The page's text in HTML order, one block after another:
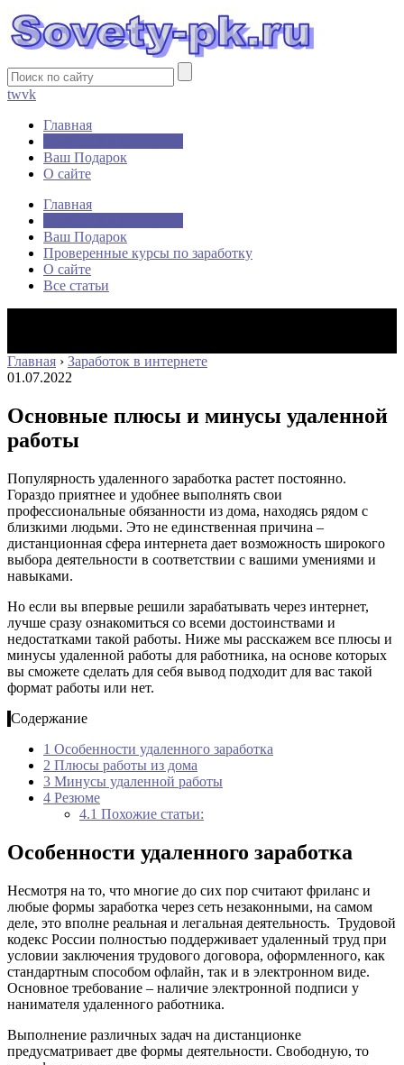
twvk
Главная
Ваш Подарок
О сайте
Главная
Ваш Подарок
Проверенные курсы по заработку
О сайте
Все статьи
Главная › Заработок в интернете
01.07.2022
Основные плюсы и минусы удаленной
работы
Популярность удаленного заработка растет постоянно.
Гораздо приятнее и удобнее выполнять свои
профессиональные обязанности из дома, находясь рядом с
близкими людьми. Это не единственная причина –
дистанционная сфера интернета дает возможность широкого
выбора деятельности в соответствии с вашими умениями и
навыками.
Но если вы впервые решили зарабатывать через интернет,
лучше сразу ознакомиться со всеми достоинствами и
недостатками такой работы. Ниже мы расскажем все плюсы и
минусы удаленной работы для работника, на основе которых
вы сможете сделать для себя вывод подходит для вас такой
формат работы или нет.
Содержание
1 Особенности удаленного заработка
2 Плюсы работы из дома
3 Минусы удаленной работы
4 Резюме
4.1 Похожие статьи:
Особенности удаленного заработка
Несмотря на то, что многие до сих пор считают фриланс и
любые формы заработка через сеть незаконными, на самом
деле, это вполне реальная и легальная деятельность. Трудовой
кодекс России полностью поддерживает удаленный труд при
условии заключения трудового договора, оформленного, как
стандартным способом офлайн, так и в электронном виде.
Основное требование – наличие электронной подписи у
нанимателя удаленного работника.
Выполнение различных задач на дистанционке
предусматривает две формы деятельности. Свободную, то